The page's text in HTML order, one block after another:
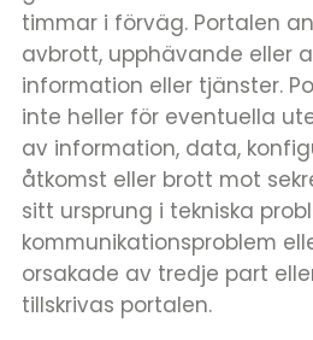
timmar i förväg. Portalen
avbrott, upphävande eller
information eller tjänster.
inte heller för eventuella
av information, data,
åtkomst eller brott mot
sitt ursprung i tekniska
kommunikationsproblem
orsakade av tredje part
tillskrivas portalen.